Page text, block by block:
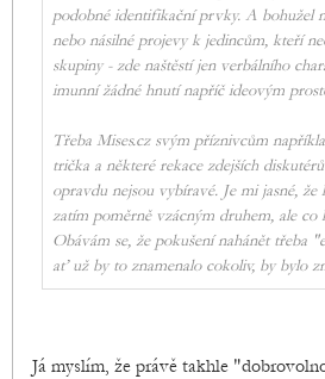
podobné identifikační prvky. A bohužel
nebo násilné projevy k jedincům, kteří
skupiny - zde naštěstí jen verbálního
imunní žádné hnutí napříč ideovým
Třeba Mises.cz svým příznivcům
trička a některé rekace zdejších
opravdu nejsou vybíravé. Je mi jasné,
zatím poměrně vzácným druhem, ale co
Obávám se, že pokušení nahánět třeba
ať už by to znamenalo cokoliv, by bylo
Já myslím, že právě takhle